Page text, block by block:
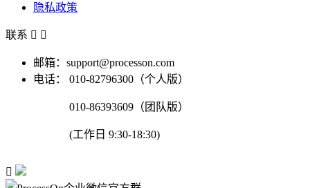
隐私政策
联系  
邮箱：support@processon.com
电话：
010-82796300（个人版）
010-86393609（团队版）
(工作日 9:30-18:30)
